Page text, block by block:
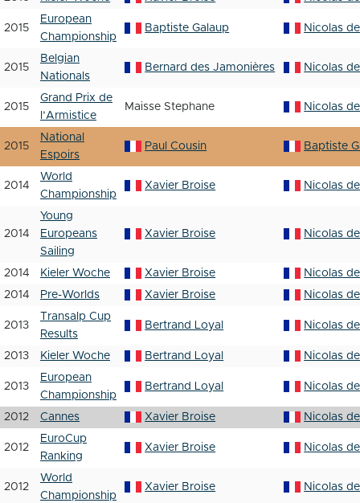
2015
European
Championship
Baptiste Galaup Nicolas
2015
Belgian
Nationals
Bernard des Jamonières Nicolas
2015
Grand Prix de
l’Armistice
Maisse Stephane Nicolas
2015
National
Espoirs
Paul Cousin Baptiste
2014
World
Championship
Xavier Broise Nicolas
2014
Young
Europeans
Sailing
Xavier Broise Nicolas
2014 Kieler Woche Xavier Broise
Nicolas
2014
Pre-Worlds Xavier Broise Nicolas
2013
Transalp Cup
Results
Bertrand Loyal Nicolas
2013 Kieler Woche Bertrand Loyal Nicolas
2013
European
Championship
Bertrand Loyal Nicolas
2012 Cannes Xavier Broise Nicolas
2012
EuroCup
Ranking
Xavier Broise Nicolas
2012
World
Championship
Xavier Broise Nicolas